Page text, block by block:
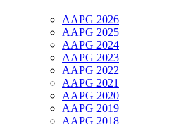
AAPG 2026
AAPG 2025
AAPG 2024
AAPG 2023
AAPG 2022
AAPG 2021
AAPG 2020
AAPG 2019
AAPG 2018